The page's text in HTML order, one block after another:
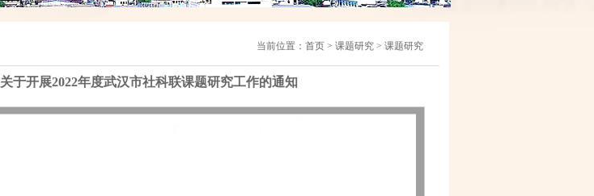
当前位置： 首页 > 课题研究 > 课题研究
关于开展2022年度武汉市社科联课题研究工作的通知